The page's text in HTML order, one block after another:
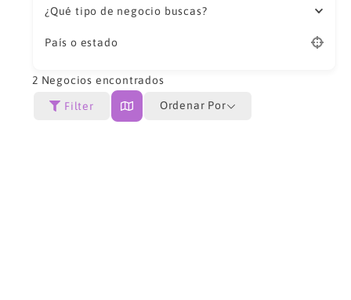
¿Qué tipo de negocio buscas?
País o estado
2 Negocios encontrados
Filter Ordenar Por